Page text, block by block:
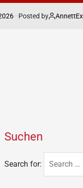
Posted by Annett
Suchen
Search for: